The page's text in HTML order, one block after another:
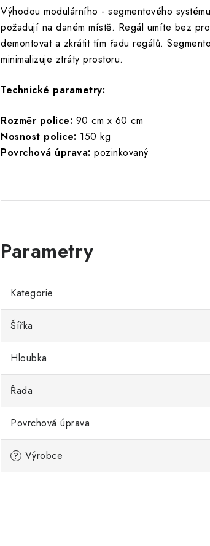
Výhodou modulárního - segmentového
požadují na daném místě. Regál umíte bez
demontovat a zkrátit tím řadu regálů.
minimalizuje ztráty prostoru.
Technické parametry:
Rozměr police: 90 cm x 60 cm
Nosnost police: 150 kg
Povrchová úprava: pozinkovaný
Kategorie
Šířka
Hloubka
Řada
Povrchová úprava
? Výrobce